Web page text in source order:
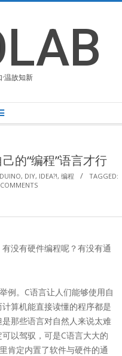
温故知新
的“编程”语言才行
, DIY, IDEA?!, 编程
TAGGED:
没有硬件编程呢？有没有通
例。C语言让人们能够使用自
算机能直接读懂的程序都是
那些语言对自然人来说太难
以驾驭，可是C语言大大的
肯定内置了软件与硬件的通